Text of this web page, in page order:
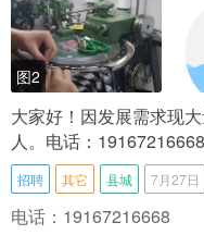
图2
大家好！因发展需求现
人。电话：
招聘 其它 县城 7月27日
电话：19167216668